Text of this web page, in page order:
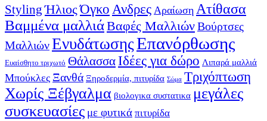
Styling Ήλιος ΌγκοΑνδρες Αραίωση Ατίθασα
Βαμμένα μαλλιάΒαφές ΜαλλιώνΒούρτσες
ΜαλλιώνΕνυδάτωσηςΕπανόρθωσης
Ευαίσθητο τριχωτό ΘάλασσαΙδέες για δώρο Λιπαρά μαλλιά
Μπούκλες Ξανθά Ξηροδερμία, πιτυρίδα Σώμα Τριχόπτωση
Χωρίς Ξέβγαλμα βιολογικα συστατικα μεγάλες
συσκευασίες με φυτικά πιτυρίδα